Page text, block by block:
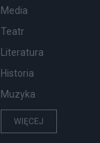
Media
Teatr
Literatura
Historia
Muzyka
WIĘCEJ